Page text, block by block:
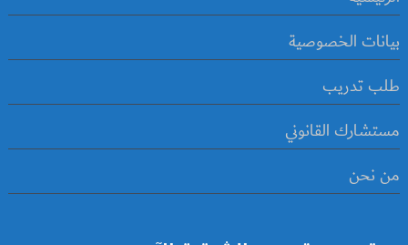
بيانات الخصوصية
طلب تدريب
مستشارك القانوني
من نحن